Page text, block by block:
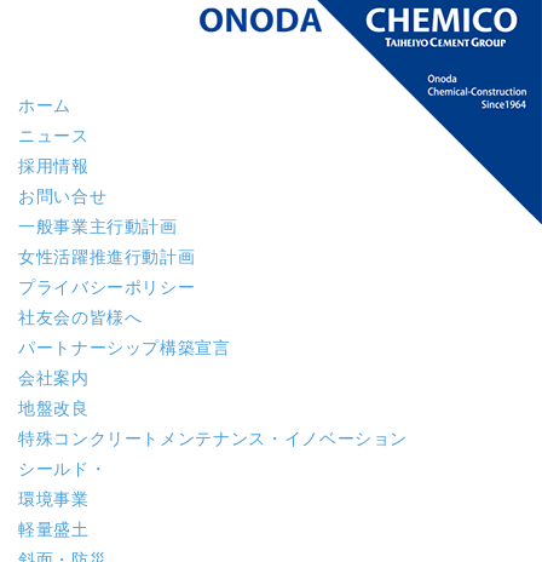
ホーム
ニュース
採用情報
お問い合せ
一般事業主行動計画
女性活躍推進行動計画
プライバシーポリシー
社友会の皆様へ
パートナーシップ構築宣言
会社案内
地盤改良
特殊コンクリート メンテナンス・イノベーション
シールド・
環境事業
軽量盛土